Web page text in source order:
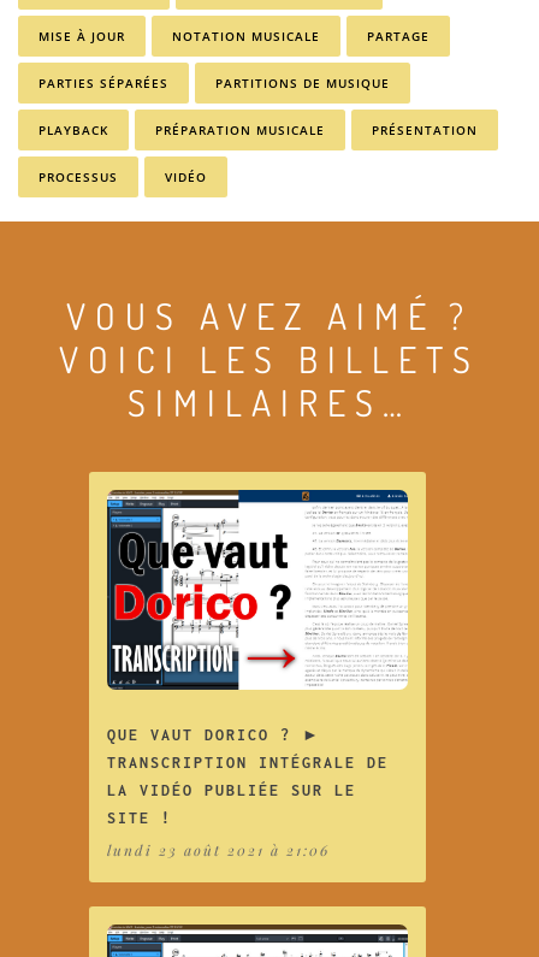
MISE À JOUR NOTATION MUSICALE PARTAGE
PARTIES SÉPARÉES PARTITIONS DE MUSIQUE
PLAYBACK PRÉPARATION MUSICALE PRÉSENTATION
PROCESSUS VIDÉO
VOUS AVEZ AIMÉ ?
VOICI LES BILLETS
SIMILAIRES…
QUE VAUT DORICO ? ►
TRANSCRIPTION INTÉGRALE DE
LA VIDÉO PUBLIÉE SUR LE
SITE !
lundi 23 août 2021 à 21:06